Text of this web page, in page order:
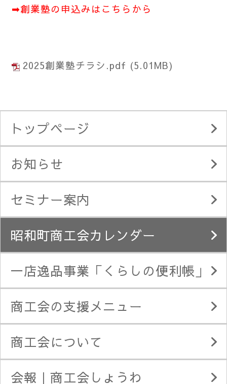
➡創業塾の申込みはこちらから
2025創業塾チラシ.pdf (5.01MB)
トップページ
お知らせ
セミナー案内
昭和町商工会カレンダー
一店逸品事業「くらしの便利帳」
商工会の支援メニュー
商工会について
会報｜商工会しょうわ